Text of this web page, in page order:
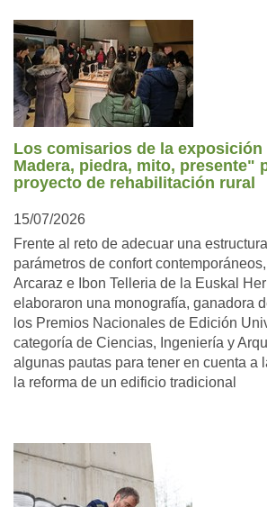
Los comisarios de la exposición
Madera, piedra, mito, presente"
proyecto de rehabilitación rural
15/07/2026
Frente al reto de adecuar una
parámetros de confort
Arcaraz e Ibon Telleria de la Euskal
elaboraron una monografía, ganadora
los Premios Nacionales de Edición
categoría de Ciencias, Ingeniería y
algunas pautas para tener en cuenta a
la reforma de un edificio tradicional